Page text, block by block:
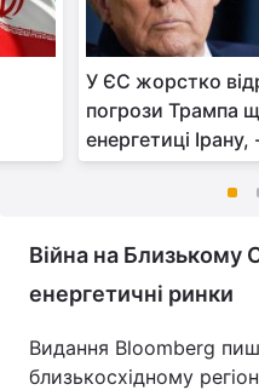
У ЄС жорстко
погрози Трампа
енергетиці
Війна на Близькому
енергетичні ринки
Видання Bloomberg
близькосхідному